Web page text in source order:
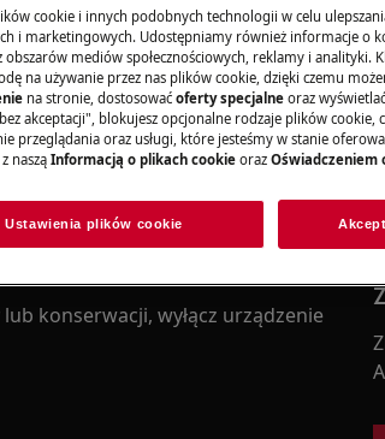
bezpieczeństwa w instrukcji
naprawy lub konserwacji.
konserwacji, wyłącz urządzenie
cookie i innych podobnych technologii w celu
i marketingowych. Udostępniamy również informacje o
mediów społecznościowych, reklamy i analityki.
na używanie przez nas plików cookie, dzięki czemu
na stronie, dostosować oferty specjalne oraz
akceptacji", blokujesz opcjonalne rodzaje plików cookie,
przeglądania oraz usługi, które jesteśmy w stanie
nasząInformacją o plikach cookie oraz Oświadczeniem
Ustawienia plików cookie